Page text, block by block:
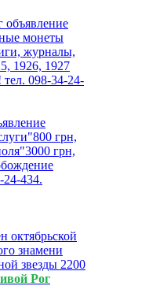
монеты
журналы,
1926, 1927
098-34-24-
грн,
грн,
24-434.
октябрьской
знамени
звезды 2200
Рог